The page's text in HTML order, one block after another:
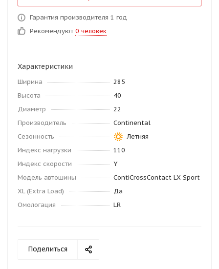
Гарантия производителя 1 год
Рекомендуют 0 человек
Характеристики
Ширина
285
Высота
40
Диаметр
22
Производитель
Continental
Сезонность
Летняя
Индекс нагрузки
110
Индекс скорости
Y
Модель автошины
ContiCrossContact LX Sport
XL (Extra Load)
Да
Омологация
LR
Поделиться